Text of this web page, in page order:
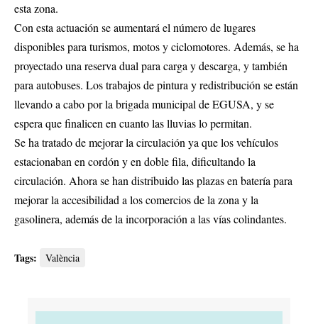
esta zona.
Con esta actuación se aumentará el número de lugares
disponibles para turismos, motos y ciclomotores. Además, se ha
proyectado una reserva dual para carga y descarga, y también
para autobuses. Los trabajos de pintura y redistribución se están
llevando a cabo por la brigada municipal de EGUSA, y se
espera que finalicen en cuanto las lluvias lo permitan.
Se ha tratado de mejorar la circulación ya que los vehículos
estacionaban en cordón y en doble fila, dificultando la
circulación. Ahora se han distribuido las plazas en batería para
mejorar la accesibilidad a los comercios de la zona y la
gasolinera, además de la incorporación a las vías colindantes.
Tags: València